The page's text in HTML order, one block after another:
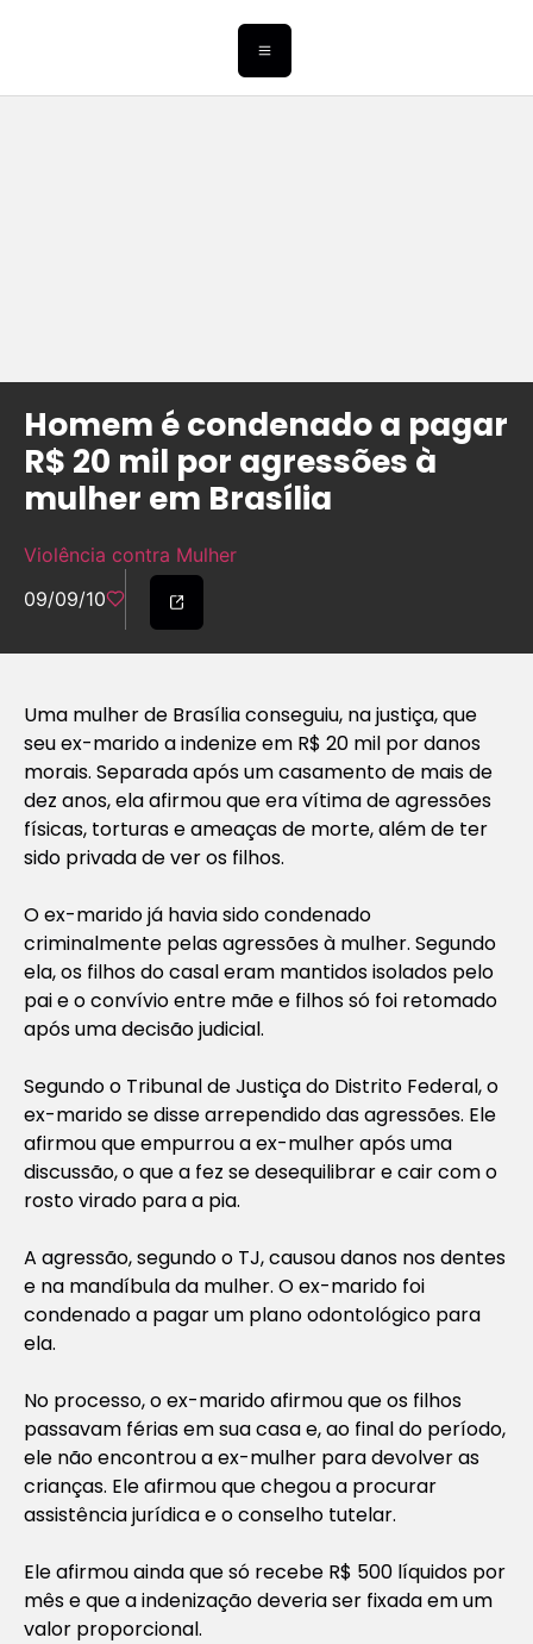
Homem é condenado a pagar
R$ 20 mil por agressões à
mulher em Brasília
Violência contra Mulher
09/09/10
Uma mulher de Brasília conseguiu, na justiça, que
seu ex-marido a indenize em R$ 20 mil por danos
morais. Separada após um casamento de mais de
dez anos, ela afirmou que era vítima de agressões
físicas, torturas e ameaças de morte, além de ter
sido privada de ver os filhos.
O ex-marido já havia sido condenado
criminalmente pelas agressões à mulher. Segundo
ela, os filhos do casal eram mantidos isolados pelo
pai e o convívio entre mãe e filhos só foi retomado
após uma decisão judicial.
Segundo o Tribunal de Justiça do Distrito Federal, o
ex-marido se disse arrependido das agressões. Ele
afirmou que empurrou a ex-mulher após uma
discussão, o que a fez se desequilibrar e cair com o
rosto virado para a pia.
A agressão, segundo o TJ, causou danos nos dentes
e na mandíbula da mulher. O ex-marido foi
condenado a pagar um plano odontológico para
ela.
No processo, o ex-marido afirmou que os filhos
passavam férias em sua casa e, ao final do período,
ele não encontrou a ex-mulher para devolver as
crianças. Ele afirmou que chegou a procurar
assistência jurídica e o conselho tutelar.
Ele afirmou ainda que só recebe R$ 500 líquidos por
mês e que a indenização deveria ser fixada em um
valor proporcional.